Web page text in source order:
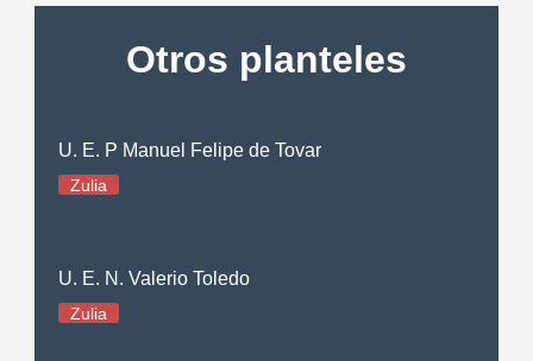
Otros planteles
U. E. P Manuel Felipe de Tovar
Zulia
U. E. N. Valerio Toledo
Zulia